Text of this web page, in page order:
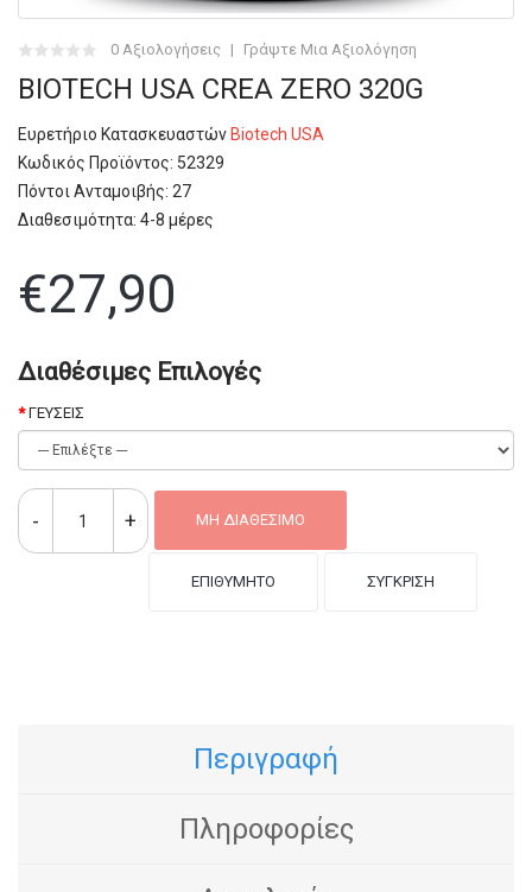
0 Αξιολογήσεις Γράψτε Μια Αξιολόγηση
BIOTECH USA CREA ZERO 320G
Ευρετήριο Κατασκευαστών Biotech USA
Κωδικός Προϊόντος: 52329
Πόντοι Ανταμοιβής: 27
Διαθεσιμότητα: 4-8 μέρες
€27,90
Διαθέσιμες Επιλογές
ΓΕΥΣΕΙΣ
ΜΗ ΔΙΑΘΈΣΙΜΟ
ΕΠΙΘΥΜΗΤΌ ΣΎΓΚΡΙΣΗ
Περιγραφή
Πληροφορίες